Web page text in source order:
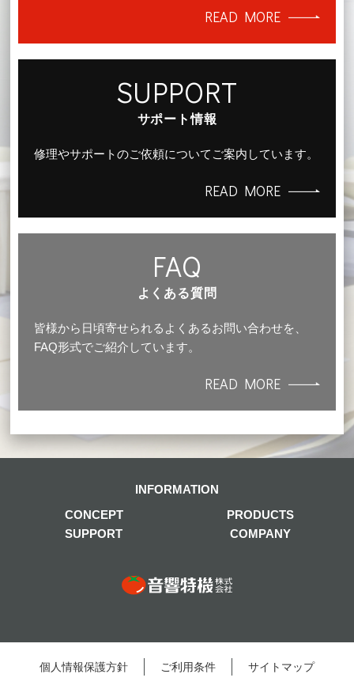
READ MORE
SUPPORT
サポート情報
修理やサポートのご依頼についてご案内しています。
READ MORE
FAQ
よくある質問
皆様から日頃寄せられるよくあるお問い合わせを、
FAQ形式でご紹介しています。
READ MORE
CONCEPT
PRODUCTS
SUPPORT
COMPANY
INFORMATION
個⼈情報保護⽅針 ご利⽤条件 サイトマップ